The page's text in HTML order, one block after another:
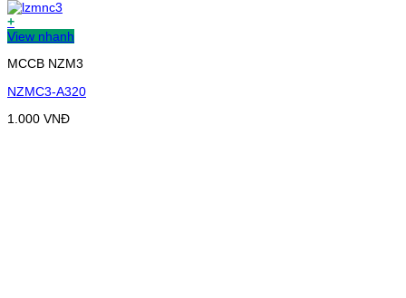
+
View nhanh
MCCB NZM3
NZMC3-A320
1.000 VNĐ